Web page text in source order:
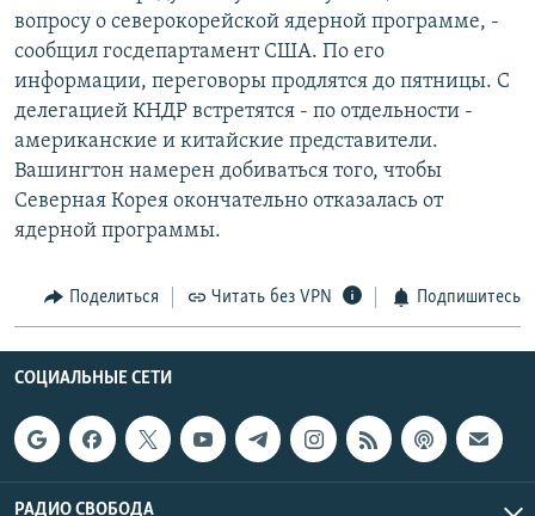
ПОДПИШИТЕСЬ НА РАССЫЛКУ
СОЦИАЛЬНЫЕ СЕТИ
вопросу о северокорейской ядерной программе, -
сообщил госдепартамент США. По его
информации, переговоры продлятся до пятницы. С
делегацией КНДР встретятся - по отдельности -
американские и китайские представители.
Вашингтон намерен добиваться того, чтобы
Северная Корея окончательно отказалась от
ядерной программы.
Поделиться Читать без VPN Подпишитесь
СОЦИАЛЬНЫЕ СЕТИ
РАДИО СВОБОДА